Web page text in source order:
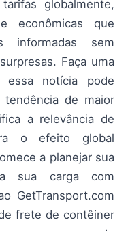
globalmente,
econômicas que
informadas sem
Faça uma
essa notícia pode
de maior
a relevância de
o efeito global
a planejar sua
sua carga com
GetTransport.com
frete de contêiner